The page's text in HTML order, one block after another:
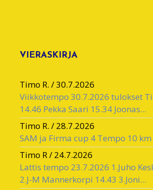
VIERASKIRJA
Timo R. /30.7.2026
Viikkotempo 30.7.2026 tulokset
14.46 Pekka Saari 15.34 Joonas...
Timo R. / 28.7.2026
SAM ja Firma cup 4 Tempo 10 km
Timo R/ 24.7.2026
Lattis tempo 23.7.2026 1.Juho
2.J-M Mannerkorpi 14.43 3.Joni...